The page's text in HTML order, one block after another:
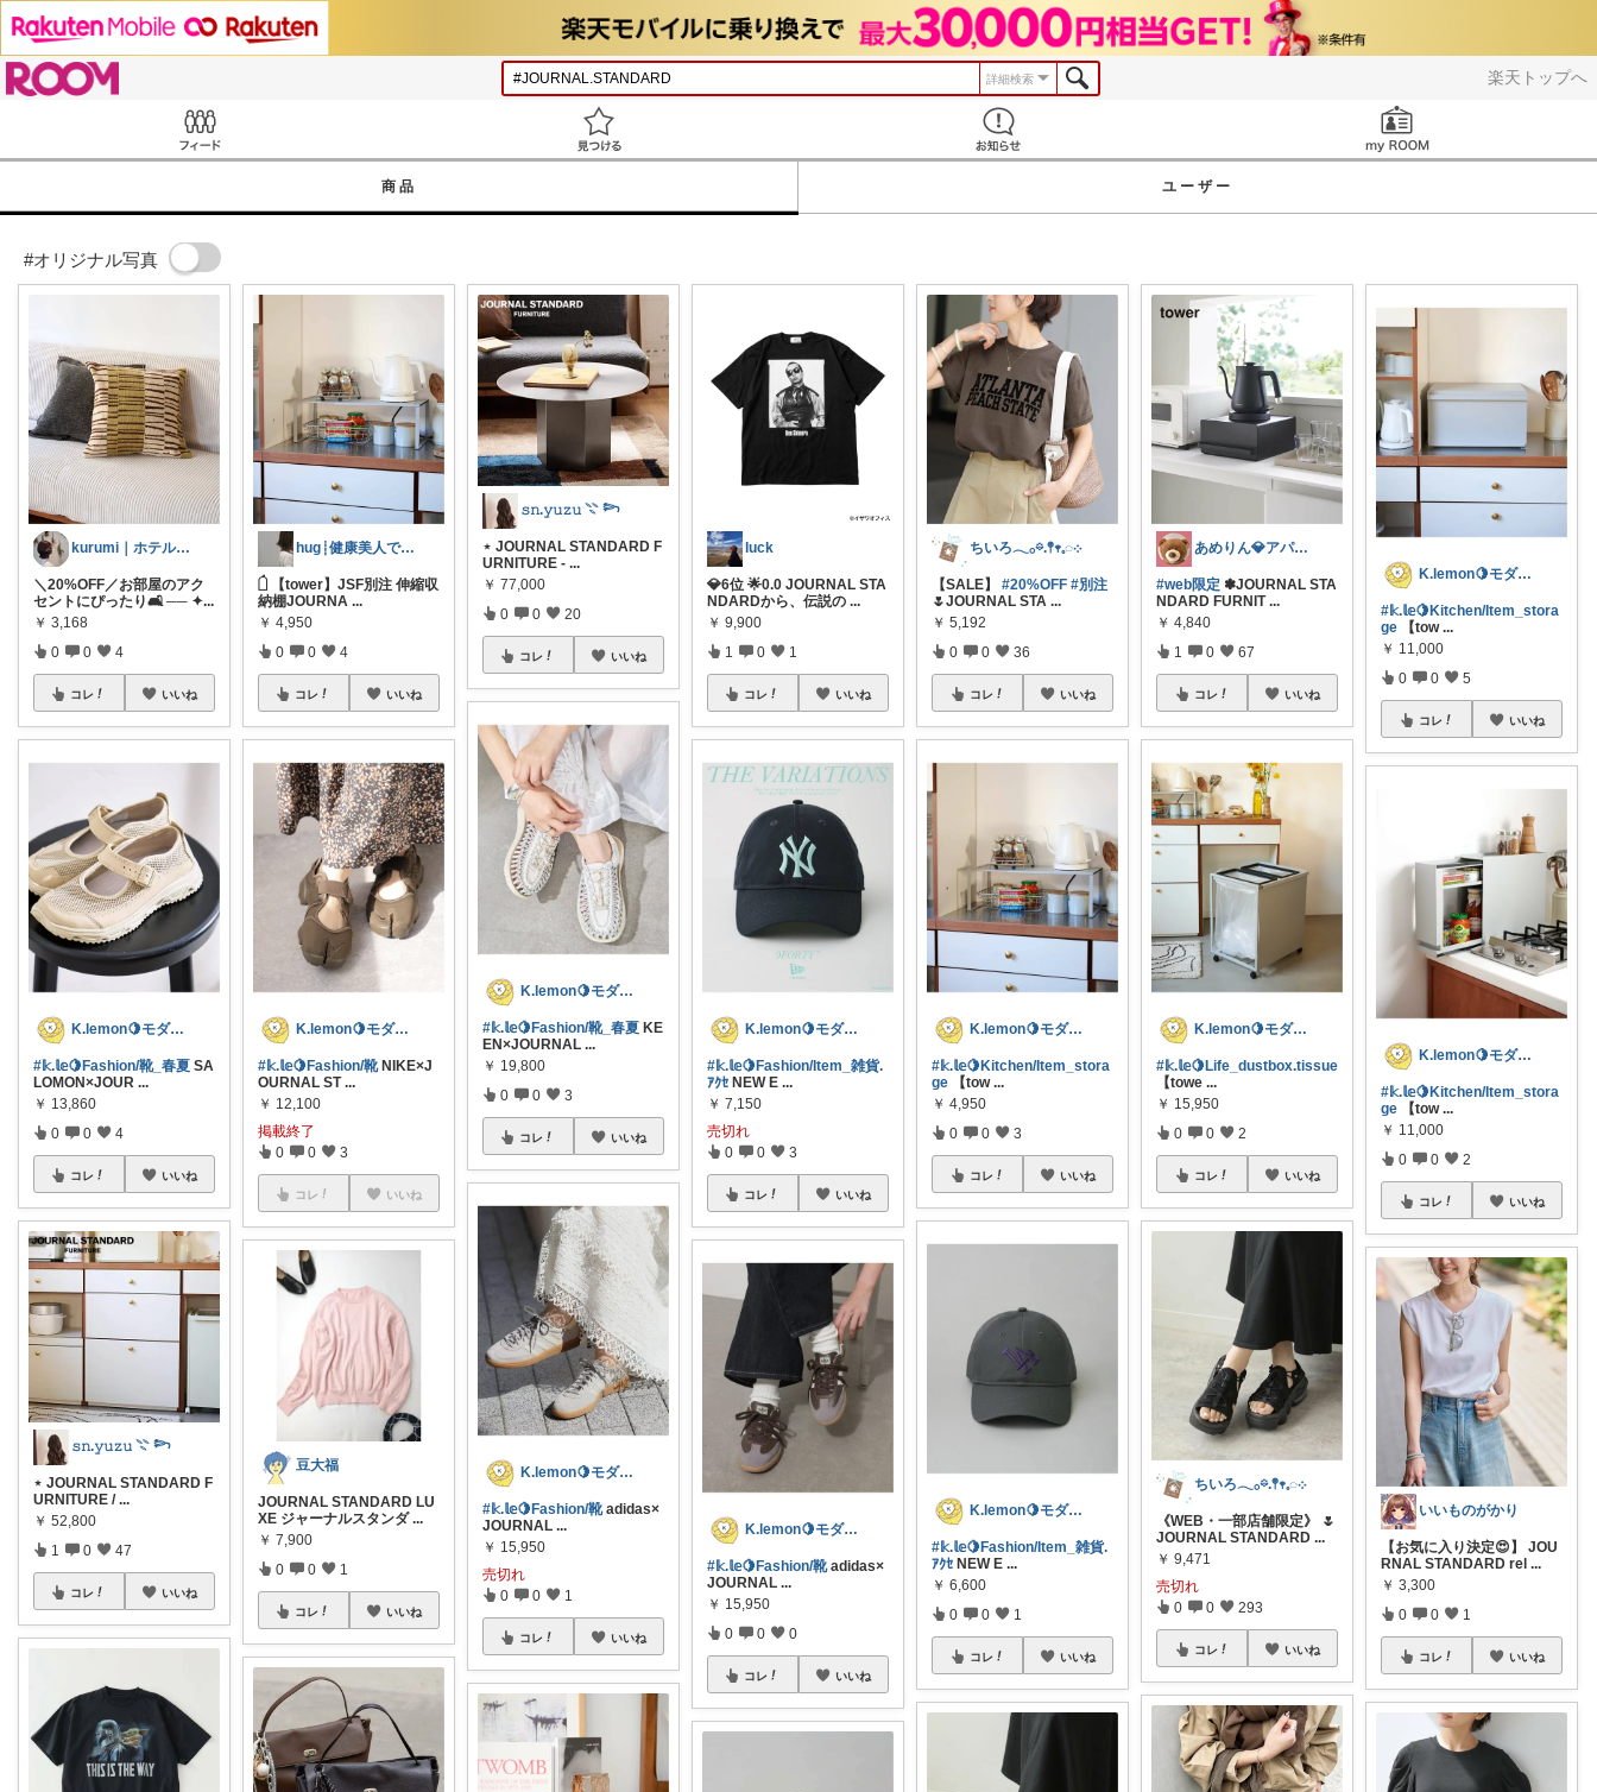
楽天トップへ
詳細検索
商品 ユーザー
#オリジナル写真
kurumi｜ホテルライクに整える
＼20%OFF／お部屋のアク
セントにぴったり🛋️ ── ✦ ​...
￥ 3,168
0 0 4
コレ いいね
K.lemon🍋モダン+家事楽+🐶
#𝕜.𝕝𝕖🍋Fashion/靴_春夏 SA
LOMON×JOUR ...
￥ 13,860
0 0 4
コレ いいね
𝚜𝚗.𝚢𝚞𝚣𝚞 𓇢 𓆸
⋆ JOURNAL STANDARD F
URNITURE /...
￥ 52,800
1 0 47
コレ いいね
hug┊︎健康美人でありたい
𓌲 【tower】JSF別注 伸縮収
納棚 ​ JOURNA ...
￥ 4,950
0 0 4
コレ いいね
K.lemon🍋モダン+家事楽+🐶
#𝕜.𝕝𝕖🍋Fashion/靴NIKE×J
OURNAL ST ...
￥ 12,100
掲載終了
0 0 3
コレ いいね
豆大福
JOURNAL STANDARD LU
XE ジャーナルスタンダ ...
￥ 7,900
0 0 1
コレ いいね
𝚜𝚗.𝚢𝚞𝚣𝚞 𓇢 𓆸
⋆ JOURNAL STANDARD F
URNITURE -...
￥ 77,000
0 0 20
コレ いいね
K.lemon🍋モダン+家事楽+🐶
#𝕜.𝕝𝕖🍋Fashion/靴_春夏 KE
EN×JOURNAL ...
￥ 19,800
0 0 3
コレ いいね
K.lemon🍋モダン+家事楽+🐶
#𝕜.𝕝𝕖🍋Fashion/靴adidas×
JOURNAL...
￥ 15,950
売切れ
0 0 1
コレ いいね
luck
💎6位 🌟0.0 JOURNAL STA
NDARDから、伝説の ...
￥ 9,900
1 0 1
コレ いいね
K.lemon🍋モダン+家事楽+🐶
#𝕜.𝕝𝕖🍋Fashion/Item_雑貨.
ｱｸｾ NEW E ...
￥ 7,150
売切れ
0 0 3
コレ いいね
K.lemon🍋モダン+家事楽+🐶
#𝕜.𝕝𝕖🍋Fashion/靴adidas×
JOURNAL...
￥ 15,950
0 0 0
コレ いいね
ちいろ𓂃𓂂𖡼.𖤣𖥧𓈒◌܀
【SALE】#20%OFF #別注
🌷JOURNAL STA ...
￥ 5,192
0 0 36
コレ いいね
K.lemon🍋モダン+家事楽+🐶
#𝕜.𝕝𝕖🍋Kitchen/Item_stora
ge 【tow ...
￥ 4,950
0 0 3
コレ いいね
K.lemon🍋モダン+家事楽+🐶
#𝕜.𝕝𝕖🍋Fashion/Item_雑貨.
ｱｸｾ NEW E ...
￥ 6,600
0 0 1
コレ いいね
あめりん💎アパレル♡グルメ♡インテリア
#web限定 ✽JOURNAL STA
NDARD FURNIT ...
￥ 4,840
1 0 67
コレ いいね
K.lemon🍋モダン+家事楽+🐶
#𝕜.𝕝𝕖🍋Life_dustbox.tissue
【towe ...
￥ 15,950
0 0 2
コレ いいね
ちいろ𓂃𓂂𖡼.𖤣𖥧𓈒◌܀
《WEB・一部店舗限定》 🌷
JOURNAL STANDARD...
￥ 9,471
売切れ
0 0 293
コレ いいね
K.lemon🍋モダン+家事楽+🐶
#𝕜.𝕝𝕖🍋Kitchen/Item_stora
ge 【tow ...
￥ 11,000
0 0 5
コレ いいね
K.lemon🍋モダン+家事楽+🐶
#𝕜.𝕝𝕖🍋Kitchen/Item_stora
ge 【tow ...
￥ 11,000
0 0 2
コレ いいね
いいものがかり
【お気に入り決定😍】 JOU
RNAL STANDARD rel ...
￥ 3,300
0 0 1
コレ いいね